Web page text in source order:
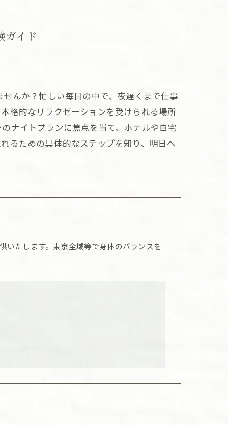
ガイド
んか？忙しい毎日の中で、夜遅くまで仕事
格的なリラクゼーションを受けられる場所
ナイトプランに焦点を当て、ホテルや自宅
るための具体的なステップを知り、明日へ
いたします。東京全域等で身体のバランスを